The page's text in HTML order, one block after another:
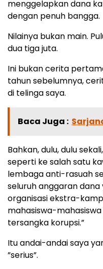
menggelapkan dana
dengan penuh bangga.
Nilainya bukan main.
dua tiga juta.
Ini bukan cerita
tahun sebelumnya,
di telinga saya.
Baca Juga :
Bahkan, dulu, dulu
seperti ke salah satu
lembaga anti-rasuah
seluruh anggaran
organisasi ekstra-
mahasiswa-
tersangka korupsi.”
Itu andai-andai saya
”serius”.